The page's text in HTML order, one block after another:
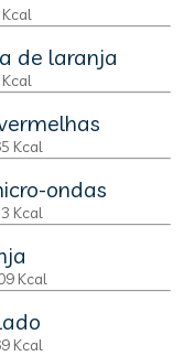
de laranja
Kcal
ondas
Kcal
Kcal
Kcal